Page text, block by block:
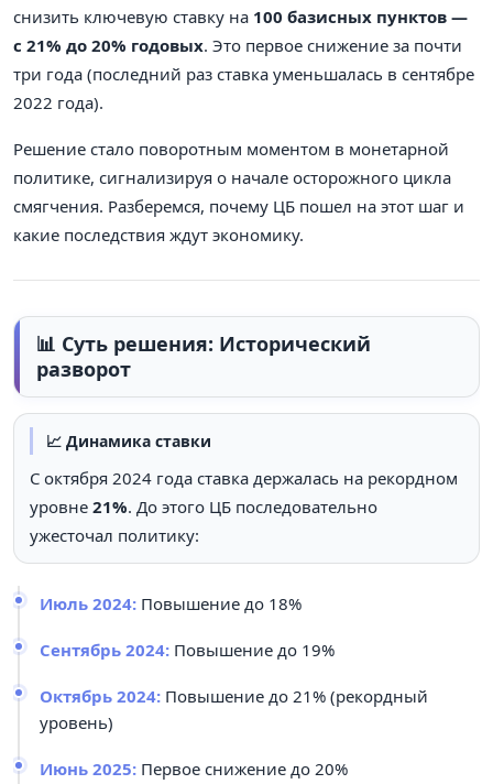
снизить ключевую ставку на 100 базисных пунктов —
с 21% до 20% годовых. Это первое снижение за почти
три года (последний раз ставка уменьшалась в сентябре
2022 года).
Решение стало поворотным моментом в монетарной
политике, сигнализируя о начале осторожного цикла
смягчения. Разберемся, почему ЦБ пошел на этот шаг и
какие последствия ждут экономику.
📊 Суть решения: Исторический
разворот
📈 Динамика ставки
С октября 2024 года ставка держалась на рекордном
уровне 21%. До этого ЦБ последовательно
ужесточал политику:
Июль 2024: Повышение до 18%
Сентябрь 2024: Повышение до 19%
Октябрь 2024: Повышение до 21% (рекордный
уровень)
Июнь 2025: Первое снижение до 20%